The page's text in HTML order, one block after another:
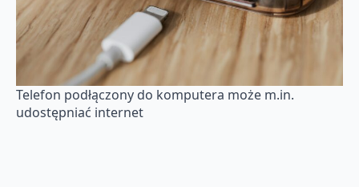
Telefon podłączony do komputera może m.in.
udostępniać internet